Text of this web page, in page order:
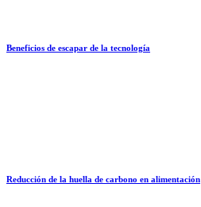
Beneficios de escapar de la tecnología
Reducción de la huella de carbono en alimentación